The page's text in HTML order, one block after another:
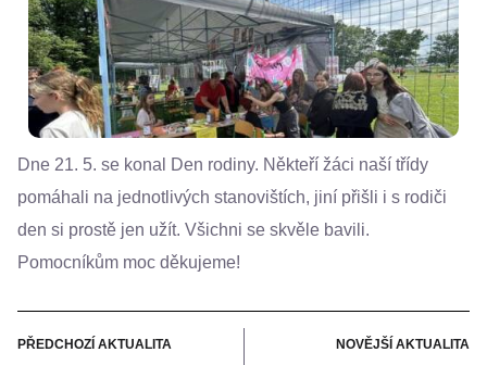
Dne 21. 5. se konal Den rodiny. Někteří žáci naší třídy
pomáhali na jednotlivých stanovištích, jiní přišli i s rodiči
den si prostě jen užít. Všichni se skvěle bavili.
Pomocníkům moc děkujeme!
PŘEDCHOZÍ AKTUALITA NOVĚJŠÍ AKTUALITA